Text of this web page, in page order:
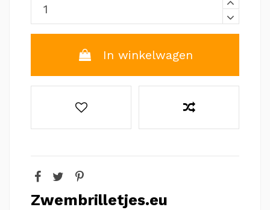
In winkelwagen
Zwembrilletjes.eu